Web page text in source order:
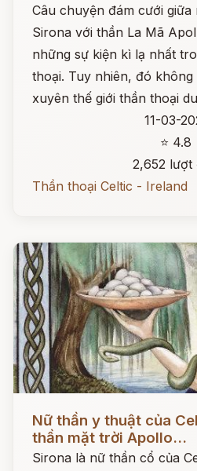
Câu chuyện đám cưới giữa
Sirona với thần La Mã
những sự kiện kì lạ nhất
thoại. Tuy nhiên, đó
xuyên thế giới thần thoại
11-03-
⭐ 4.8
2,652 lượt
Thần thoại Celtic - Ireland
Nữ thần y thuật của
thần mặt trời Apollo...
Sirona là nữ thần cổ của